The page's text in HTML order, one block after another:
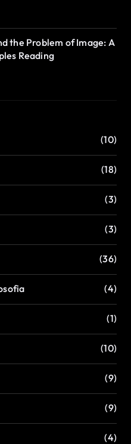
the Problem of Image: A
Reading
(10)
(18)
(3)
(3)
(36)
(4)
(1)
(10)
(9)
(9)
(4)